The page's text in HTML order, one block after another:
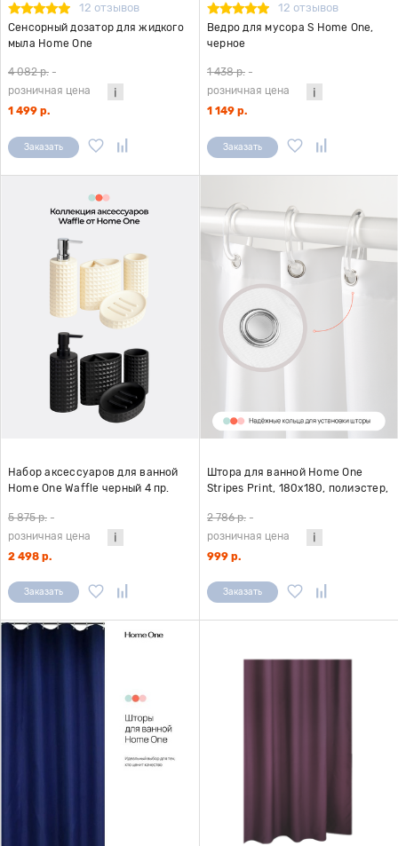
12 отзывов
Сенсорный дозатор для жидкого
мыла Home One
4 082 р. -
розничная цена
1 499 р.
Заказать
12 отзывов
Ведро для мусора S Home One,
черное
1 438 р. -
розничная цена
1 149 р.
Заказать
Набор аксессуаров для ванной
Home One Waffle черный 4 пр.
5 875 р. -
розничная цена
2 498 р.
Заказать
Штора для ванной Home One
Stripes Print, 180х180, полиэстер,
2 786 р. -
розничная цена
999 р.
Заказать